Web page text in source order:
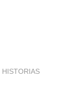
HISTORIAS